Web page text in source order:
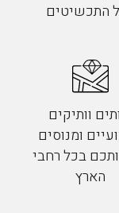
התכשיטים
וותיקים
ומנוסים
בכל רחבי
הארץ